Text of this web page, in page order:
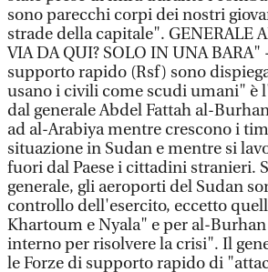
sono parecchi corpi dei nostri
strade della capitale". GENERALE
VIA DA QUI? SOLO IN UNA BARA"
supporto rapido (Rsf) sono
usano i civili come scudi umani" è
dal generale Abdel Fattah al-
ad al-Arabiya mentre crescono i
situazione in Sudan e mentre si
fuori dal Paese i cittadini stranieri.
generale, gli aeroporti del Sudan
controllo dell'esercito, eccetto
Khartoum e Nyala" e per al-
interno per risolvere la crisi". Il
le Forze di supporto rapido di